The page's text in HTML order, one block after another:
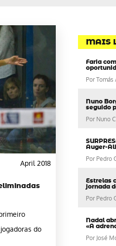
April 2018
do
MAIS
Faria
PorTomás
Nuno
seguido
Por Nuno
Auger-
PorPedro
Estrelas
jornada
Por Pedro
Nadal
«A
PorJosé